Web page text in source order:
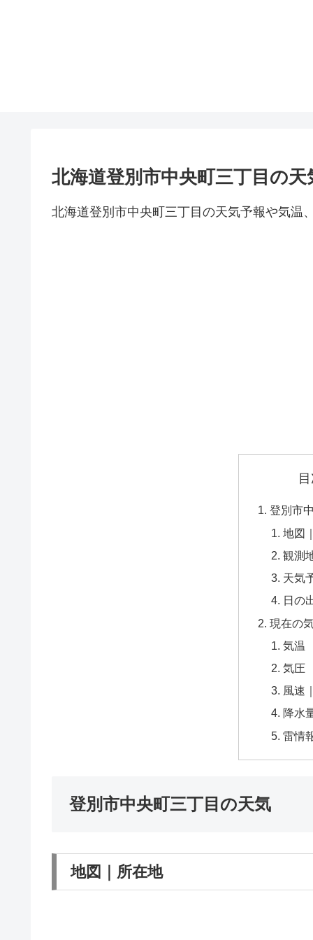
北海道登別市中央町三丁目の
北海道登別市中央町三丁目の天気予報や気温
登別市
地図
観測
天気
日の
現在の
気温
気圧
風速
降水
雷情
登別市中央町三丁目の天気
地図｜所在地